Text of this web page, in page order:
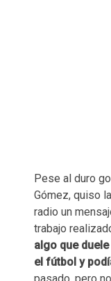
Pese al duro
Gómez, quiso
radio un
trabajo
algo que
el fútbol y